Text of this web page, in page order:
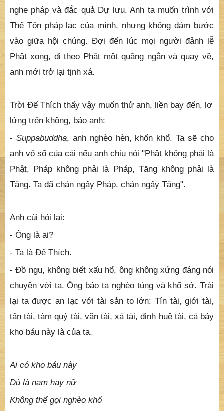
nghe pháp và đắc quả Dự lưu. Anh ta muốn trình với
Thế Tôn pháp lạc của mình, nhưng không dám bước
vào giữa hội chúng. Ðợi đến lúc mọi người đảnh lễ
Phật xong, đi theo Phật một quãng ngắn và quay về,
anh mới trở lại tịnh xá.
Trời Ðế Thích thấy vậy muốn thử anh, liền bay đến, lơ
lửng trên không, bảo anh:
- Suppabuddha, anh nghèo hèn, khốn khổ. Ta sẽ cho
anh vô số của cải nếu anh chịu nói "Phật không phải là
Phật, Pháp không phải là Pháp, Tăng không phải là
Tăng. Ta đã chán ngấy Pháp, chán ngấy Tăng".
Anh cùi hỏi lại:
- Ông là ai?
- Ta là Ðế Thích.
- Ðồ ngu, không biết xấu hổ, ông không xứng đáng nói
chuyện với ta. Ông bảo ta nghèo túng và khổ sở. Trái
lại ta được an lạc với tài sản to lớn: Tín tài, giới tài,
tấn tài, tàm quý tài, văn tài, xả tài, định huệ tài, cả bảy
kho báu này là của ta.
Ai có kho báu này
Dù là nam hay nữ
Không thể gọi nghèo khổ